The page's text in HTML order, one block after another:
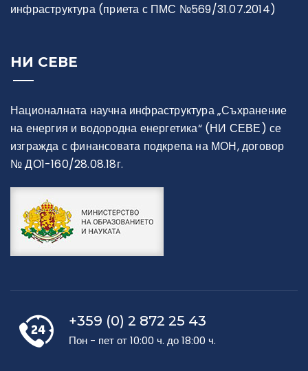
инфраструктура (приета с ПМС №569/31.07.2014)
НИ СЕВЕ
Националната научна инфраструктура „Съхранение
на енергия и водородна енергетика“ (НИ СЕВЕ) се
изгражда с финансовата подкрепа на МОН, договор
№ ДО1-160/28.08.18г.
+359 (0) 2 872 25 43
Пон - пет от 10:00 ч. до 18:00 ч.